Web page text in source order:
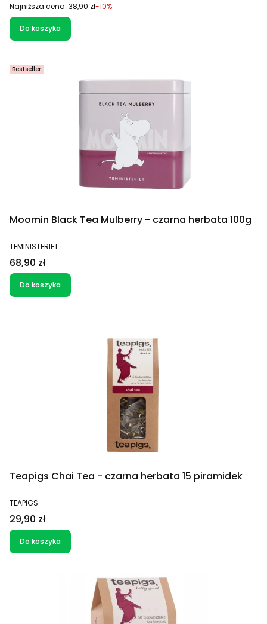
Najniższa cena: 38,90 zł-10%
Do koszyka
Bestseller
Moomin Black Tea Mulberry - czarna herbata 100g
PRODUCENT
TEMINISTERIET
Cena
68,90 zł
Do koszyka
Teapigs Chai Tea - czarna herbata 15 piramidek
PRODUCENT
TEAPIGS
Cena
29,90 zł
Do koszyka